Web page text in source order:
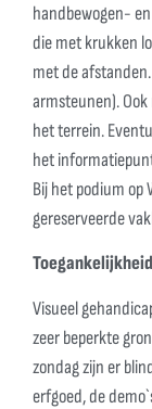
handbewogen-
die met krukken
met de
armsteunen).
het terrein.
het
Bij het podium op
gereserveerde
Visueel
zeer beperkte
zondag zijn er
erfgoed, de